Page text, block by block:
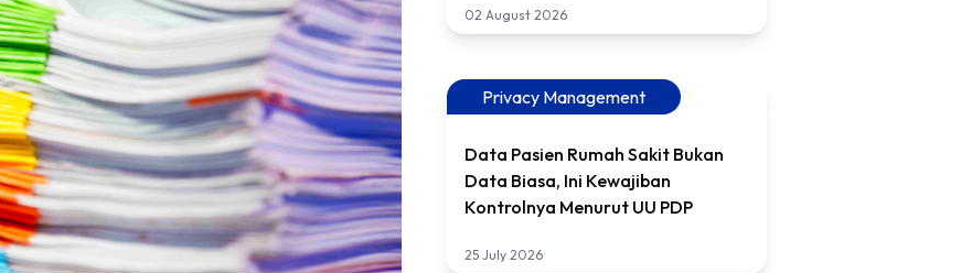
02 August 2026
Privacy Management
Data Pasien Rumah Sakit Bukan
Data Biasa, Ini Kewajiban
Kontrolnya Menurut UU PDP
25 July 2026